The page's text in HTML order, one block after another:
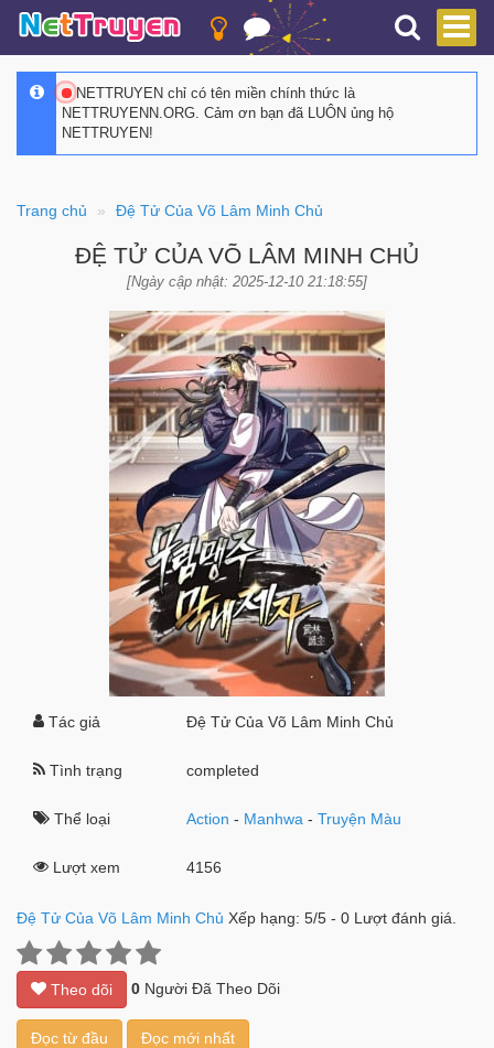
NETTRUYEN chỉ có tên miền chính thức là
NETTRUYENN.ORG. Cảm ơn bạn đã LUÔN ủng hộ
NETTRUYEN!
Trang chủ Đệ Tử Của Võ Lâm Minh Chủ
ĐỆ TỬ CỦA VÕ LÂM MINH CHỦ
[Ngày cập nhật: 2025-12-10 21:18:55]
Tác giả Đệ Tử Của Võ Lâm Minh Chủ
Tình trạng completed
Thể loại Action - Manhwa -Truyện Màu
Lượt xem 4156
Đệ Tử Của Võ Lâm Minh Chủ Xếp hạng: 5/5 - 0 Lượt đánh giá.
Theo dõi 0 Người Đã Theo Dõi
Đọc từ đầu Đọc mới nhất